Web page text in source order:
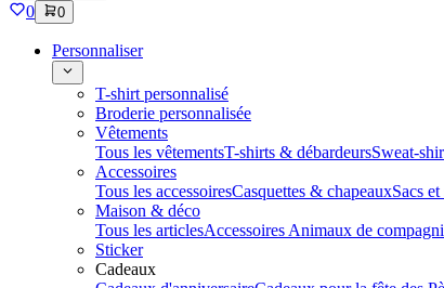
0 0
Personnaliser
T-shirt personnalisé
Broderie personnalisée
Vêtements
Tous les vêtementsT-shirts & débardeursSweat-
Accessoires
Tous les accessoiresCasquettes & chapeauxSacs
Maison & déco
Tous les articlesAccessoires Animaux de
Sticker
Cadeaux